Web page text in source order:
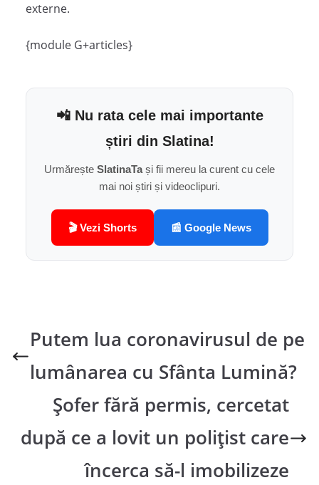
externe.
{module G+articles}
📲 Nu rata cele mai importante
știri din Slatina!
Urmărește SlatinaTași fii mereu la curent cu cele
mai noi știri și videoclipuri.
🎬 Vezi Shorts 📰 Google News
Putem lua coronavirusul de pe
lumânarea cu Sfânta Lumină?
Șofer fără permis, cercetat
după ce a lovit un polițist care
încerca să-l imobilizeze